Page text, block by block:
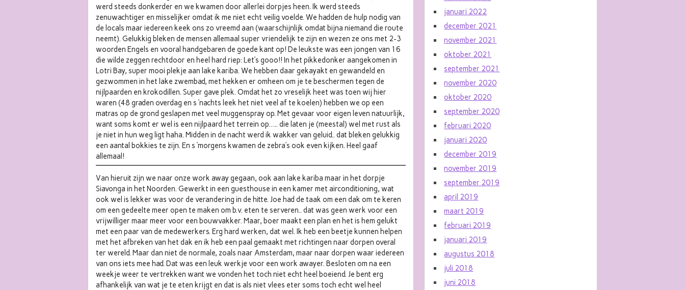
werd steeds donkerder en we kwamen door allerlei dorpjes heen. Ik werd steeds
zenuwachtiger en misselijker omdat ik me niet echt veilig voelde. We hadden de hulp nodig van
de locals maar iedereen keek ons zo vreemd aan (waarschijnlijk omdat bijna niemand die route
neemt). Gelukkig bleken de mensen allemaal super vriendelijk te zijn en wezen ze ons met 2-3
woorden Engels en vooral handgebaren de goede kant op! De leukste was een jongen van 16
die wilde zeggen rechtdoor en heel hard riep: Let’s gooo!! In het pikkedonker aangekomen in
Lotri Bay, super mooi plekje aan lake kariba. We hebben daar gekayakt en gewandeld en
gezwommen in het lake zwembad, met hekken er omheen om je te beschermen tegen de
nijlpaarden en krokodillen. Super gave plek. Omdat het zo vreselijk heet was toen wij hier
waren (48 graden overdag en s ’nachts leek het niet veel af te koelen) hebben we op een
matras op de grond geslapen met veel muggenspray op. Met gevaar voor eigen leven natuurlijk,
want soms komt er wel is een nijlpaard het terrein op….. die laten je (meestal) wel met rust als
je niet in hun weg ligt haha. Midden in de nacht werd ik wakker van geluid.. dat bleken gelukkig
een aantal bokkies te zijn. En s ’morgens kwamen de zebra’s ook even kijken. Heel gaaf
allemaal!
Van hieruit zijn we naar onze work away gegaan, ook aan lake kariba maar in het dorpje
Siavonga in het Noorden. Gewerkt in een guesthouse in een kamer met airconditioning, wat
ook wel is lekker was voor de verandering in de hitte. Joe had de taak om een dak om te keren
om een gedeelte meer open te maken om b.v. eten te serveren.. dat was geen werk voor een
vrijwilliger maar meer voor een bouwvakker. Maar, boer maakt een plan en het is hem gelukt
met een paar van de medewerkers. Erg hard werken, dat wel. Ik heb een beetje kunnen helpen
met het afbreken van het dak en ik heb een paal gemaakt met richtingen naar dorpen overal
ter wereld. Maar dan niet de normale, zoals naar Amsterdam, maar naar dorpen waar iedereen
van ons iets mee had. Dat was een leuk werkje voor een work awayer. Besloten om na een
weekje weer te vertrekken want we vonden het toch niet echt heel boeiend. Je bent erg
afhankelijk van wat je te eten krijgt en dat is als niet vlees eter soms toch echt wel heel
januari 2022
december 2021
november 2021
oktober 2021
september 2021
november 2020
oktober 2020
september 2020
februari 2020
januari 2020
december 2019
november 2019
september 2019
april 2019
maart 2019
februari 2019
januari 2019
augustus 2018
juli 2018
juni 2018